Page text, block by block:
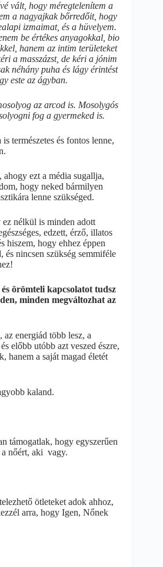
vált, hogy méregtelenítem a
a nagyajkak bőrredőit, hogy
izmaimat, és a hüvelyem.
be értékes anyagokkal, bio
hanem az intim területeket
a masszázst, de kéri a jónim
néhány puha és lágy érintést
este az ágyban.
az arcod is. Mosolygós
fog a gyermeked is.
természetes és fontos lenne,
ahogy ezt a média sugallja,
hogy neked bármilyen
lenne szükséged.
nélkül is minden adott
edzett, érző, illatos
hiszem, hogy ehhez éppen
és nincsen szükség semmiféle
örömteli kapcsolatot tudsz
minden megváltozhat az
energiád több lesz, a
előbb utóbb azt veszed észre,
hanem a saját magad életét
kaland.
támogatlak, hogy egyszerűen
nőért, aki vagy.
ötleteket adok ahhoz,
arra, hogy Igen, Nőnek